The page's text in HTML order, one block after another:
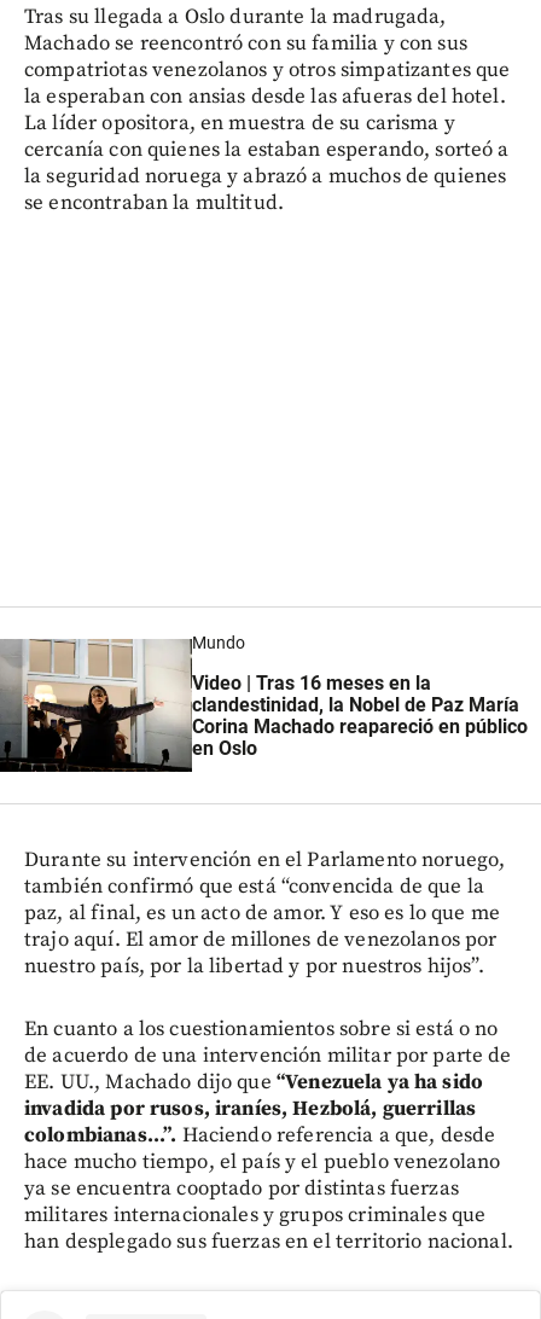
Tras su llegada a Oslo durante la madrugada,
Machado se reencontró con su familia y con sus
compatriotas venezolanos y otros simpatizantes que
la esperaban con ansias desde las afueras del hotel.
La líder opositora, en muestra de su carisma y
cercanía con quienes la estaban esperando, sorteó a
la seguridad noruega y abrazó a muchos de quienes
se encontraban la multitud.
Mundo
Video | Tras 16 meses en la
clandestinidad, la Nobel de Paz María
Corina Machado reapareció en público
en Oslo
Durante su intervención en el Parlamento noruego,
también confirmó que está “convencida de que la
paz, al final, es un acto de amor. Y eso es lo que me
trajo aquí. El amor de millones de venezolanos por
nuestro país, por la libertad y por nuestros hijos”.
En cuanto a los cuestionamientos sobre si está o no
de acuerdo de una intervención militar por parte de
EE. UU., Machado dijo que “Venezuela ya ha sido
invadida por rusos, iraníes, Hezbolá, guerrillas
colombianas...”. Haciendo referencia a que, desde
hace mucho tiempo, el país y el pueblo venezolano
ya se encuentra cooptado por distintas fuerzas
militares internacionales y grupos criminales que
han desplegado sus fuerzas en el territorio nacional.